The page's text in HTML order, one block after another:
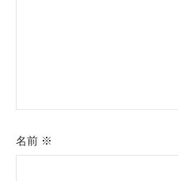
名前 ※